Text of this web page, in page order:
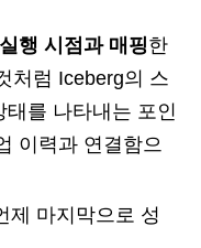
행 시점과 매핑한
처럼 Iceberg의 스
를 나타내는 포인
이력과 연결함으
제 마지막으로 성